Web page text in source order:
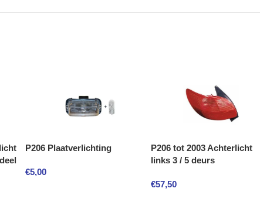
P206 Plaatverlichting
€5,00
P206 tot 2003 Achterlicht
links 3 / 5 deurs
€57,50